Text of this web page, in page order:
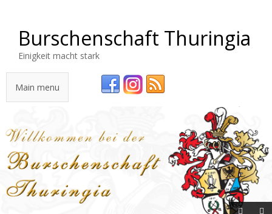
Burschenschaft Thuringia
Einigkeit macht stark
Main menu